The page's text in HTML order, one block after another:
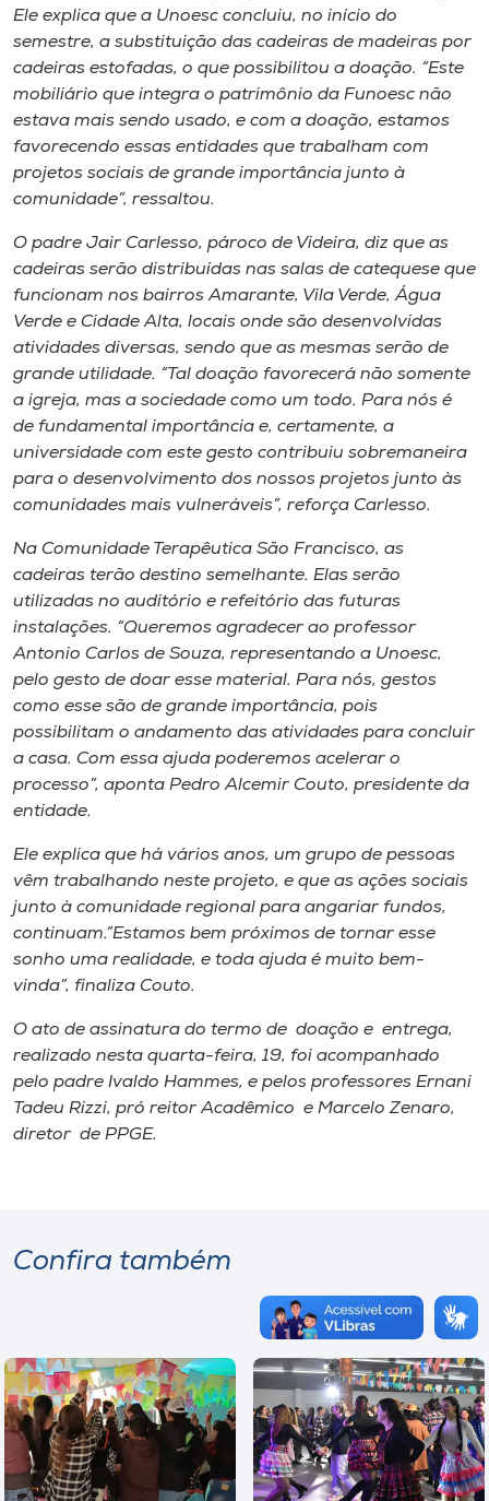
Museu
Unoesc
Store
Selecione
o idioma
A+
A-
Ele explica que a Unoesc concluiu, no início do
semestre, a substituição das cadeiras de madeiras por
cadeiras estofadas, o que possibilitou a doação. “Este
mobiliário que integra o patrimônio da Funoesc não
estava mais sendo usado, e com a doação, estamos
favorecendo essas entidades que trabalham com
projetos sociais de grande importância junto à
comunidade”, ressaltou.
O padre Jair Carlesso, pároco de Videira, diz que as
cadeiras serão distribuídas nas salas de catequese que
funcionam nos bairros Amarante, Vila Verde, Água
Verde e Cidade Alta, locais onde são desenvolvidas
atividades diversas, sendo que as mesmas serão de
grande utilidade. “Tal doação favorecerá não somente
a igreja, mas a sociedade como um todo. Para nós é
de fundamental importância e, certamente, a
universidade com este gesto contribuiu sobremaneira
para o desenvolvimento dos nossos projetos junto às
comunidades mais vulneráveis”, reforça Carlesso.
Na Comunidade Terapêutica São Francisco, as
cadeiras terão destino semelhante. Elas serão
utilizadas no auditório e refeitório das futuras
instalações. “Queremos agradecer ao professor
Antonio Carlos de Souza, representando a Unoesc,
pelo gesto de doar esse material. Para nós, gestos
como esse são de grande importância, pois
possibilitam o andamento das atividades para concluir
a casa. Com essa ajuda poderemos acelerar o
processo”, aponta Pedro Alcemir Couto, presidente da
entidade.
Ele explica que há vários anos, um grupo de pessoas
vêm trabalhando neste projeto, e que as ações sociais
junto à comunidade regional para angariar fundos,
continuam.”Estamos bem próximos de tornar esse
sonho uma realidade, e toda ajuda é muito bem-
vinda”, finaliza Couto.
O ato de assinatura do termo de doação e entrega,
realizado nesta quarta-feira, 19, foi acompanhado
pelo padre Ivaldo Hammes, e pelos professores Ernani
Tadeu Rizzi, pró reitor Acadêmico e Marcelo Zenaro,
diretor de PPGE.
Confira também